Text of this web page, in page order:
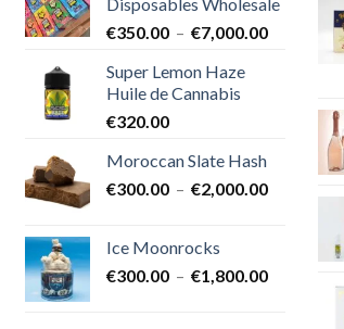
à
€1,700.00
Disposables Wholesale
€350.00 – €7,000.00Plage
€7,000.00
Super Lemon Haze
Huile de Cannabis
€320.00
Moroccan Slate Hash
€300.00 – €2,000.00Plage
à
Ice Moonrocks
€300.00 – €1,800.00Plage